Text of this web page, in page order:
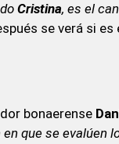
Cristina, es el
se verá si es
bonaerense
que se evalúen